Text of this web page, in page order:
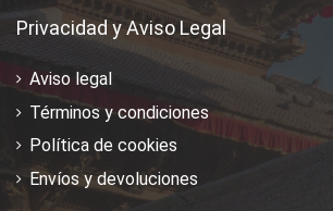
Privacidad y Aviso Legal
Aviso legal
Términos y condiciones
Política de cookies
Envíos y devoluciones